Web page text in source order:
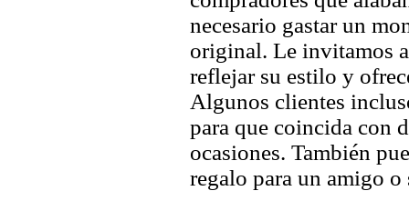
necesario gastar un
original. Le invitamos
reflejar su estilo y
Algunos clientes
para que coincida con
ocasiones. También
regalo para un amigo o